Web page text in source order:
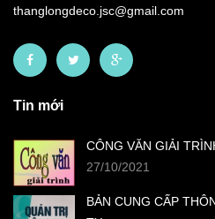
thanglongdeco.jsc@gmail.com
Tin mới
CÔNG VĂN GIẢI
27/10/2021
BẢN CUNG CẤP